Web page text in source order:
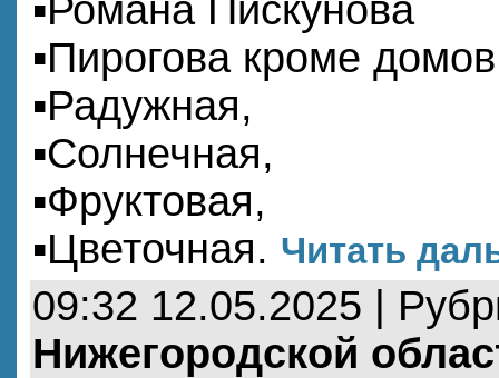
▪️Романа Пискунова
▪️Пирогова кроме
▪️Радужная,
▪️Солнечная,
▪️Фруктовая,
▪️Цветочная. Читать
09:32 12.05.2025 |
Нижегородской